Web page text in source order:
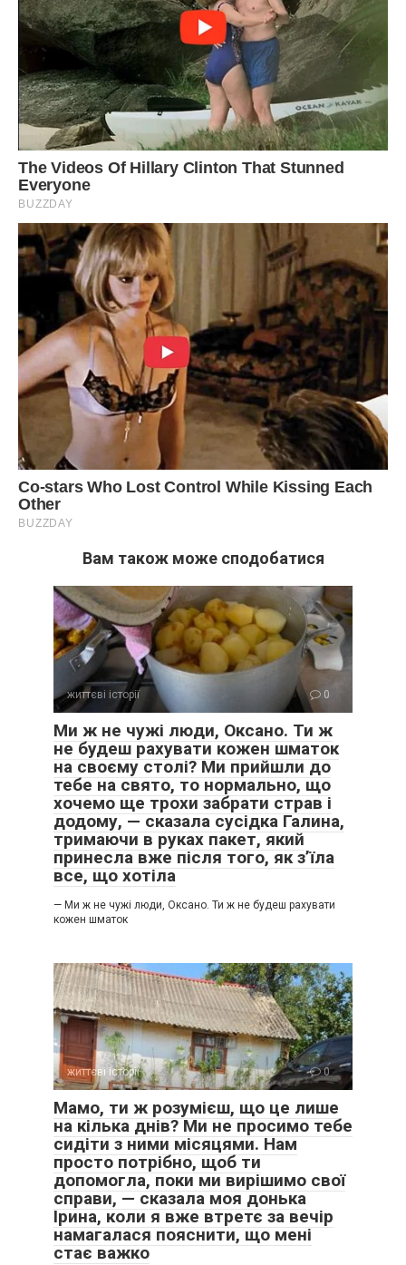
Вам також може сподобатися
життєві історії 0
Ми ж не чужі люди, Оксано. Ти ж
не будеш рахувати кожен шматок
на своєму столі? Ми прийшли до
тебе на свято, то нормально, що
хочемо ще трохи забрати страв і
додому, — сказала сусідка Галина,
тримаючи в руках пакет, який
принесла вже після того, як з’їла
все, що хотіла
— Ми ж не чужі люди, Оксано. Ти ж не будеш рахувати
кожен шматок
життєві історії 0
Мамо, ти ж розумієш, що це лише
на кілька днів? Ми не просимо тебе
сидіти з ними місяцями. Нам
просто потрібно, щоб ти
допомогла, поки ми вирішимо свої
справи, — сказала моя донька
Ірина, коли я вже втретє за вечір
намагалася пояснити, що мені
стає важко